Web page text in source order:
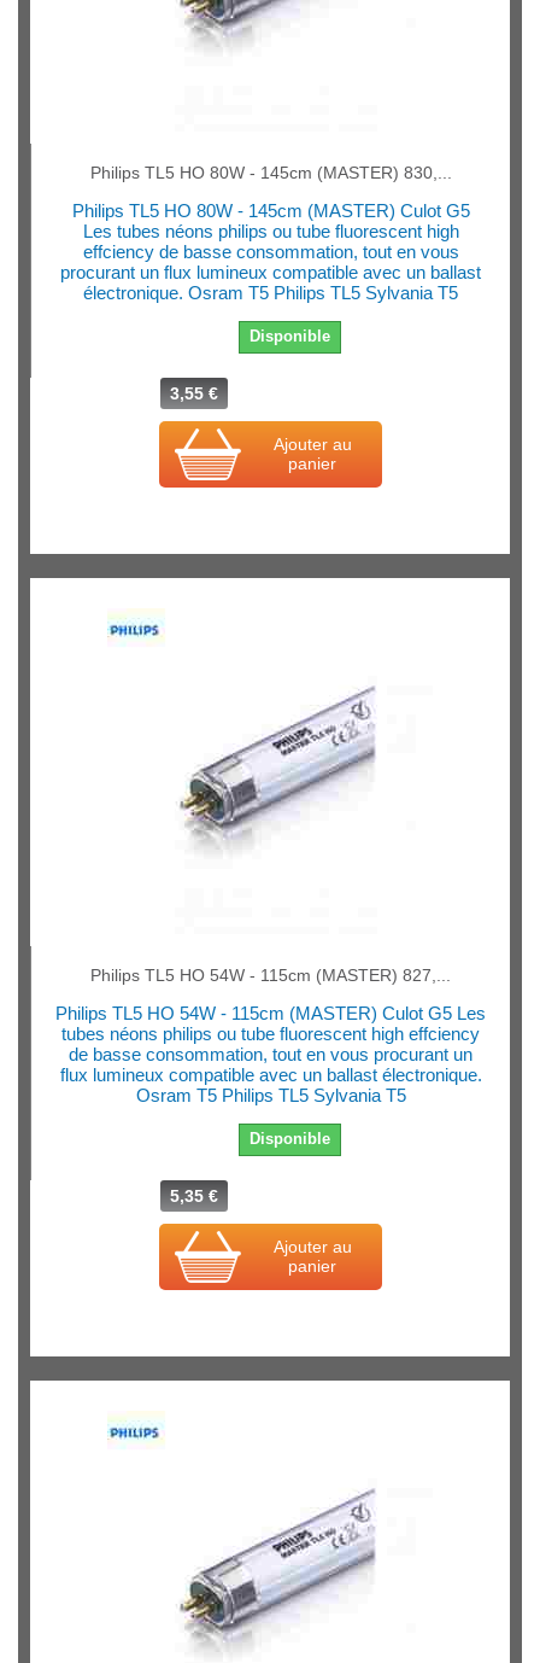
Philips TL5 HO 80W - 145cm (MASTER) 830,...
Philips TL5 HO 80W - 145cm (MASTER) Culot G5
Les tubes néons philips ou tube fluorescent high
effciency de basse consommation, tout en vous
procurant un flux lumineux compatible avec un ballast
électronique. Osram T5 Philips TL5 Sylvania T5
Disponible
3,55 €
Ajouter au
panier
Philips TL5 HO 54W - 115cm (MASTER) 827,...
Philips TL5 HO 54W - 115cm (MASTER) Culot G5 Les
tubes néons philips ou tube fluorescent high effciency
de basse consommation, tout en vous procurant un
flux lumineux compatible avec un ballast électronique.
Osram T5 Philips TL5 Sylvania T5
Disponible
5,35 €
Ajouter au
panier